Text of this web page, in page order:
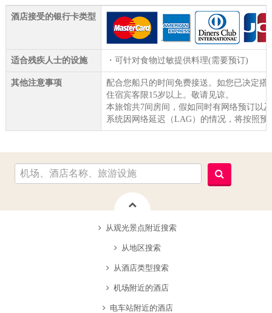
酒店接受的银行卡类型
适合残疾人士的设施 ・可针对食物过敏提供料理(需要预订)
其他注意事项
配合您船只的时间免费接送。如您已决定搭
住宿宾客限15岁以上。敬请见谅。
本旅馆共7间房间，假如同时有网络预订以
系统因网络延迟（LAG）的情况，将按照
从观光景点附近搜索
从地区搜索
从酒店类型搜索
机场附近的酒店
电车站附近的酒店